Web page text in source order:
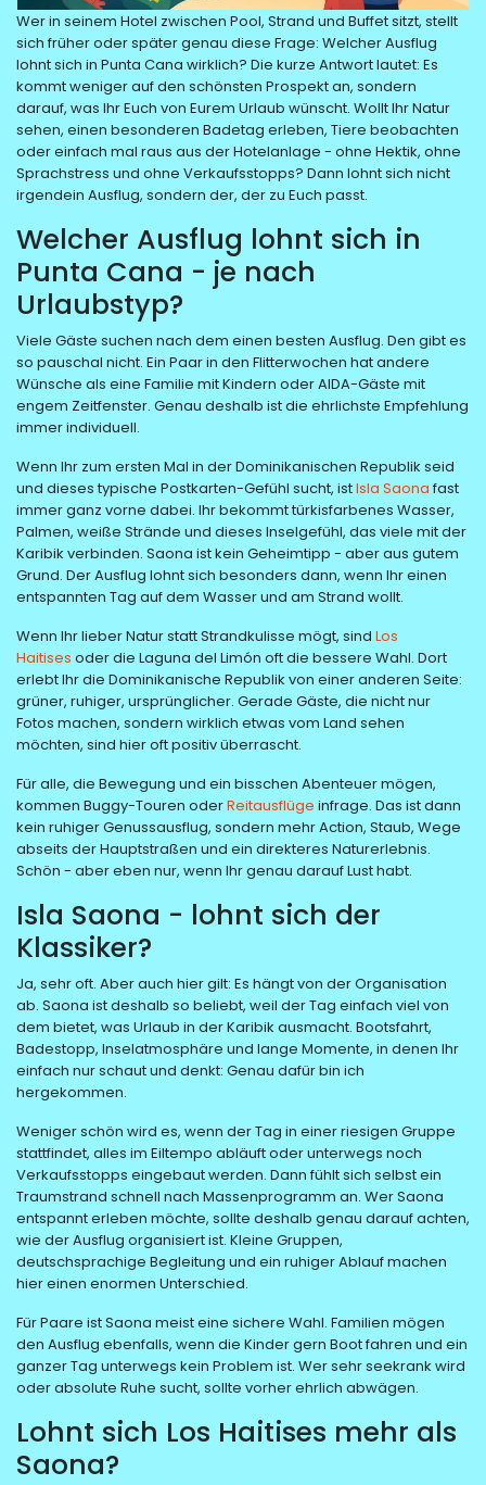
Wer in seinem Hotel zwischen Pool, Strand und Buffet sitzt, stellt
sich früher oder später genau diese Frage: Welcher Ausflug
lohnt sich in Punta Cana wirklich? Die kurze Antwort lautet: Es
kommt weniger auf den schönsten Prospekt an, sondern
darauf, was Ihr Euch von Eurem Urlaub wünscht. Wollt Ihr Natur
sehen, einen besonderen Badetag erleben, Tiere beobachten
oder einfach mal raus aus der Hotelanlage - ohne Hektik, ohne
Sprachstress und ohne Verkaufsstopps? Dann lohnt sich nicht
irgendein Ausflug, sondern der, der zu Euch passt.
Welcher Ausflug lohnt sich in
Punta Cana - je nach
Urlaubstyp?
Viele Gäste suchen nach dem einen besten Ausflug. Den gibt es
so pauschal nicht. Ein Paar in den Flitterwochen hat andere
Wünsche als eine Familie mit Kindern oder AIDA-Gäste mit
engem Zeitfenster. Genau deshalb ist die ehrlichste Empfehlung
immer individuell.
Wenn Ihr zum ersten Mal in der Dominikanischen Republik seid
und dieses typische Postkarten-Gefühl sucht, istIsla Saonafast
immer ganz vorne dabei. Ihr bekommt türkisfarbenes Wasser,
Palmen, weiße Strände und dieses Inselgefühl, das viele mit der
Karibik verbinden. Saona ist kein Geheimtipp - aber aus gutem
Grund. Der Ausflug lohnt sich besonders dann, wenn Ihr einen
entspannten Tag auf dem Wasser und am Strand wollt.
Wenn Ihr lieber Natur statt Strandkulisse mögt, sind Los
Haitises oder die Laguna del Limón oft die bessere Wahl. Dort
erlebt Ihr die Dominikanische Republik von einer anderen Seite:
grüner, ruhiger, ursprünglicher. Gerade Gäste, die nicht nur
Fotos machen, sondern wirklich etwas vom Land sehen
möchten, sind hier oft positiv überrascht.
Für alle, die Bewegung und ein bisschen Abenteuer mögen,
kommen Buggy-Touren oderReitausflüge infrage. Das ist dann
kein ruhiger Genussausflug, sondern mehr Action, Staub, Wege
abseits der Hauptstraßen und ein direkteres Naturerlebnis.
Schön - aber eben nur, wenn Ihr genau darauf Lust habt.
Isla Saona - lohnt sich der
Klassiker?
Ja, sehr oft. Aber auch hier gilt: Es hängt von der Organisation
ab. Saona ist deshalb so beliebt, weil der Tag einfach viel von
dem bietet, was Urlaub in der Karibik ausmacht. Bootsfahrt,
Badestopp, Inselatmosphäre und lange Momente, in denen Ihr
einfach nur schaut und denkt: Genau dafür bin ich
hergekommen.
Weniger schön wird es, wenn der Tag in einer riesigen Gruppe
stattfindet, alles im Eiltempo abläuft oder unterwegs noch
Verkaufsstopps eingebaut werden. Dann fühlt sich selbst ein
Traumstrand schnell nach Massenprogramm an. Wer Saona
entspannt erleben möchte, sollte deshalb genau darauf achten,
wie der Ausflug organisiert ist. Kleine Gruppen,
deutschsprachige Begleitung und ein ruhiger Ablauf machen
hier einen enormen Unterschied.
Für Paare ist Saona meist eine sichere Wahl. Familien mögen
den Ausflug ebenfalls, wenn die Kinder gern Boot fahren und ein
ganzer Tag unterwegs kein Problem ist. Wer sehr seekrank wird
oder absolute Ruhe sucht, sollte vorher ehrlich abwägen.
Lohnt sich Los Haitises mehr als
Saona?